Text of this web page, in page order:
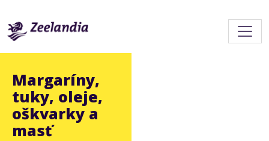
Margaríny,
tuky, oleje,
oškvarky a
masť